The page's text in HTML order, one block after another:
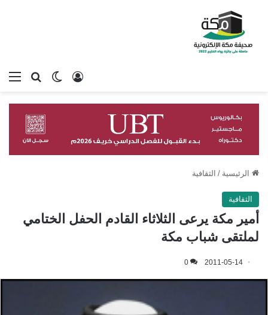
بحثالوضع
تسجيل الدخول
الرئيسية / الثقافية
الثقافية
أمير مكة يرعى الثلاثاء القادم الحفل الختامي
لملتقى شباب مكة
2011-05-14
0